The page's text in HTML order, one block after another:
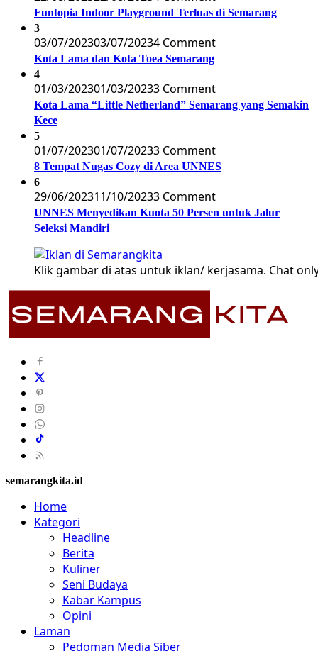
Funtopia Indoor Playground Terluas di Semarang
3
03/07/202303/07/20234 Comment
Kota Lama dan Kota Toea Semarang
4
01/03/202301/03/20233 Comment
Kota Lama “Little Netherland” Semarang yang Semakin
Kece
5
01/07/202301/07/20233 Comment
8 Tempat Nugas Cozy di Area UNNES
6
29/06/202311/10/20233 Comment
UNNES Menyedikan Kuota 50 Persen untuk Jalur
Seleksi Mandiri
Klik gambar di atas untuk iklan/ kerjasama. Chat
semarangkita.id
Home
Kategori
Headline
Berita
Kuliner
Seni Budaya
Kabar Kampus
Opini
Laman
Pedoman Media Siber